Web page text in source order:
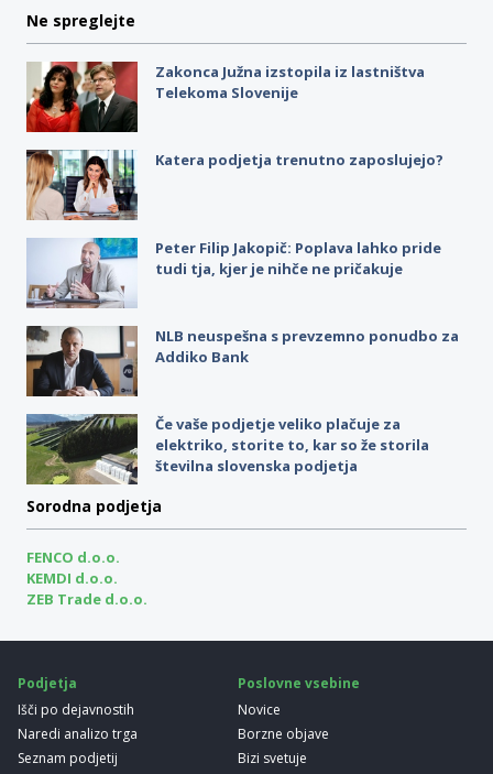
Ne spreglejte
Zakonca Južna izstopila iz lastništva
Telekoma Slovenije
Katera podjetja trenutno zaposlujejo?
Peter Filip Jakopič: Poplava lahko pride
tudi tja, kjer je nihče ne pričakuje
NLB neuspešna s prevzemno ponudbo za
Addiko Bank
Če vaše podjetje veliko plačuje za
elektriko, storite to, kar so že storila
številna slovenska podjetja
Sorodna podjetja
FENCO d.o.o.
KEMDI d.o.o.
ZEB Trade d.o.o.
Podjetja
Išči po dejavnostih
Naredi analizo trga
Seznam podjetij
Poslovne vsebine
Novice
Borzne objave
Bizi svetuje